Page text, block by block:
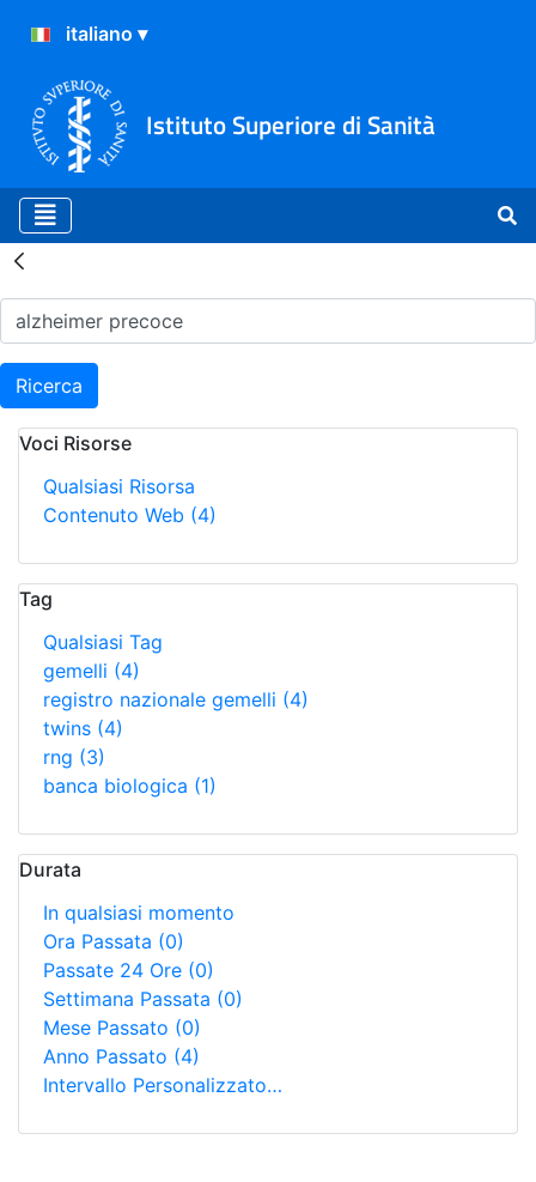
Istituto Superiore di Sanità
Risultati della Ricerca -
Ricerca
Voci Risorse
Qualsiasi Risorsa
Contenuto Web (4)
Tag
Qualsiasi Tag
gemelli (4)
registro nazionale gemelli (4)
twins (4)
rng (3)
banca biologica (1)
Durata
In qualsiasi momento
Ora Passata (0)
Passate 24 Ore (0)
Settimana Passata (0)
Mese Passato (0)
Anno Passato (4)
Intervallo Personalizzato…